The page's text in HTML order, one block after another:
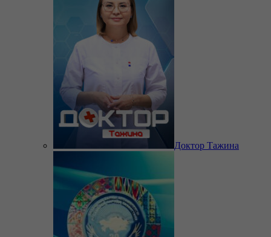
Доктор Тажина